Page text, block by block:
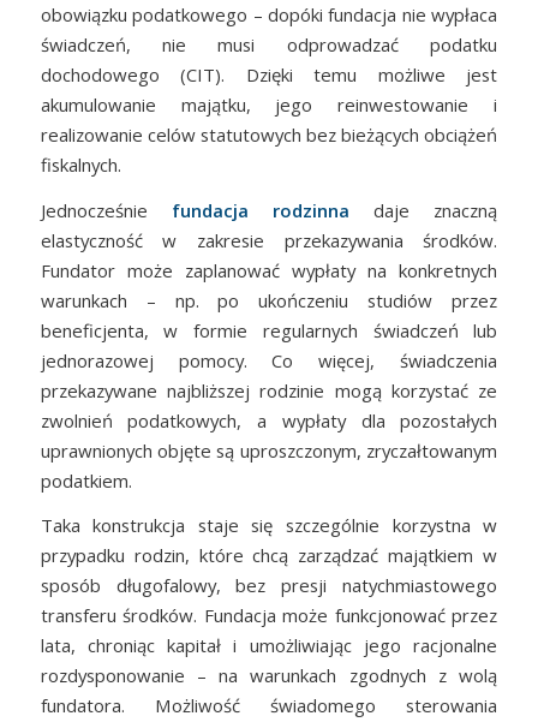
obowiązku podatkowego – dopóki fundacja nie wypłaca
świadczeń, nie musi odprowadzać podatku
dochodowego (CIT). Dzięki temu możliwe jest
akumulowanie majątku, jego reinwestowanie i
realizowanie celów statutowych bez bieżących obciążeń
fiskalnych.
Jednocześnie fundacja rodzinna daje znaczną
elastyczność w zakresie przekazywania środków.
Fundator może zaplanować wypłaty na konkretnych
warunkach – np. po ukończeniu studiów przez
beneficjenta, w formie regularnych świadczeń lub
jednorazowej pomocy. Co więcej, świadczenia
przekazywane najbliższej rodzinie mogą korzystać ze
zwolnień podatkowych, a wypłaty dla pozostałych
uprawnionych objęte są uproszczonym, zryczałtowanym
podatkiem.
Taka konstrukcja staje się szczególnie korzystna w
przypadku rodzin, które chcą zarządzać majątkiem w
sposób długofalowy, bez presji natychmiastowego
transferu środków. Fundacja może funkcjonować przez
lata, chroniąc kapitał i umożliwiając jego racjonalne
rozdysponowanie – na warunkach zgodnych z wolą
fundatora. Możliwość świadomego sterowania